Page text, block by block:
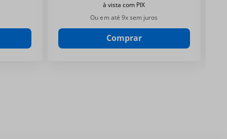
à vista com PIX
Ou em até 9x sem juros
Comprar